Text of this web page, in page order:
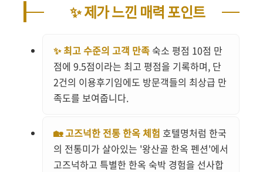
✨ 제가 느낀 매력 포인트
✨ 최고 수준의 고객 만족숙소 평점 10점 만
점에 9.5점이라는 최고 평점을 기록하며, 단
2건의 이용후기임에도 방문객들의 최상급 만
족도를 보여줍니다.
🏡 고즈넉한 전통 한옥 체험 호텔명처럼 한국
의 전통미가 살아있는 '왕산골 한옥 펜션'에서
고즈넉하고 특별한 한옥 숙박 경험을 선사합